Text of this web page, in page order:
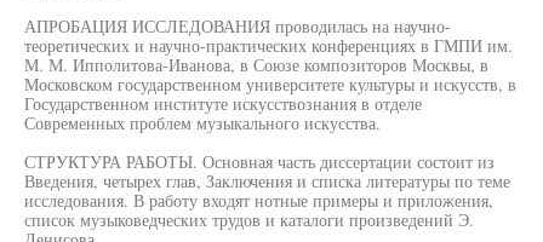
АПРОБАЦИЯ ИССЛЕДОВАНИЯ проводилась на научно-
теоретических и научно-практических конференциях в ГМПИ им.
М. М. Ипполитова-Иванова, в Союзе композиторов Москвы, в
Московском государственном университете культуры и искусств, в
Государственном институте искусствознания в отделе
Современных проблем музыкального искусства.
СТРУКТУРА РАБОТЫ. Основная часть диссертации состоит из
Введения, четырех глав, Заключения и списка литературы по теме
исследования. В работу входят нотные примеры и приложения,
список музыковедческих трудов и каталоги произведений Э.